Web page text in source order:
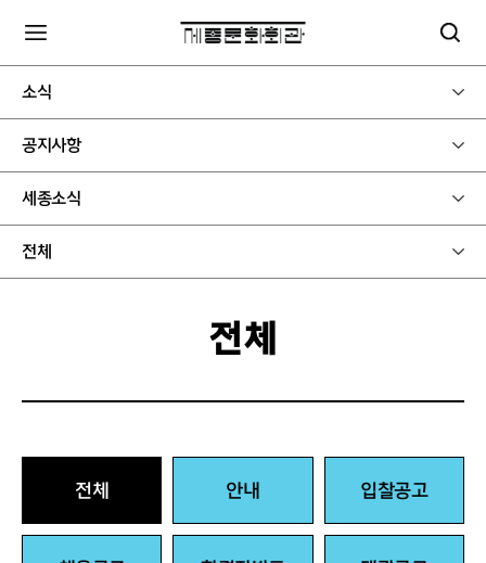
소식
공지사항
세종소식
전체
전체
전체 안내 입찰공고